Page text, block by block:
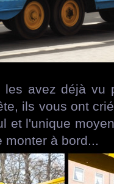
avez déjà vu
ils vous ont
et l'unique
monter à bord...